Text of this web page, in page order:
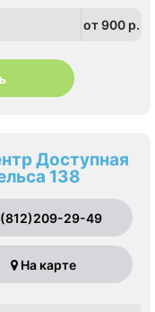
от 900 p.
Доступная
138
29-49
На карте